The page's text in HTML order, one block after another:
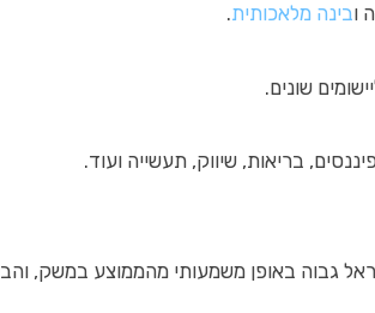
ובינה מלאכותית.
שונים.
בריאות, שיווק, תעשייה ועוד.
גבוה באופן משמעותי מהממוצע במשק,